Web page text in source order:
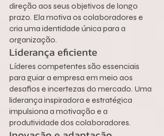
direção aos seus objetivos de longo
prazo. Ela motiva os colaboradores e
cria uma identidade única para a
organização.
Liderança eficiente
Líderes competentes são essenciais
para guiar a empresa em meio aos
desafios e incertezas do mercado. Uma
liderança inspiradora e estratégica
impulsiona a motivação e a
produtividade dos colaboradores.